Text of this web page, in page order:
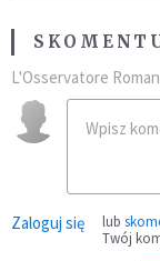
L'Osservatore
Zaloguj się lub
Twój